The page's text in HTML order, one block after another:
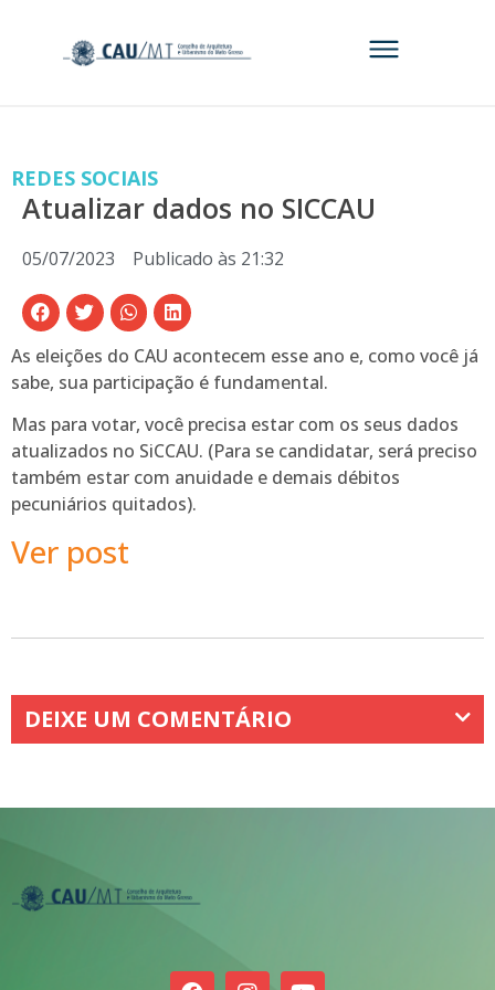
REDES SOCIAIS
Atualizar dados no SICCAU
05/07/2023 Publicado às 21:32
As eleições do CAU acontecem esse ano e, como você já
sabe, sua participação é fundamental.
Mas para votar, você precisa estar com os seus dados
atualizados no SiCCAU. (Para se candidatar, será preciso
também estar com anuidade e demais débitos
pecuniários quitados).
Ver post
DEIXE UM COMENTÁRIO